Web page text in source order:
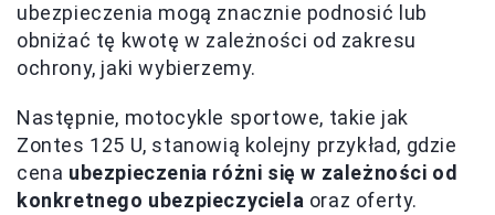
ubezpieczenia mogą znacznie podnosić lub
obniżać tę kwotę w zależności od zakresu
ochrony, jaki wybierzemy.
Następnie, motocykle sportowe, takie jak
Zontes 125 U, stanowią kolejny przykład, gdzie
cena ubezpieczenia różni się w zależności od
konkretnego ubezpieczyciela oraz oferty.